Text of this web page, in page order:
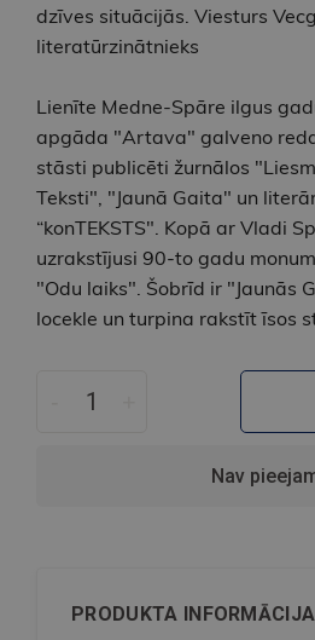
dzīves situācijās. Viesturs
literatūrzinātnieks
Lienīte Medne-Spāre ilgus
apgāda "Artava" galveno
stāsti publicēti žurnālos
Teksti", "Jaunā Gaita" un
“konTEKSTS". Kopā ar Vladi
uzrakstījusi 90-to gadu
"Odu laiks". Šobrīd ir "Jaunās
locekle un turpina rakstīt īsos
Nav
PRODUKTA INFORMĀCIJA